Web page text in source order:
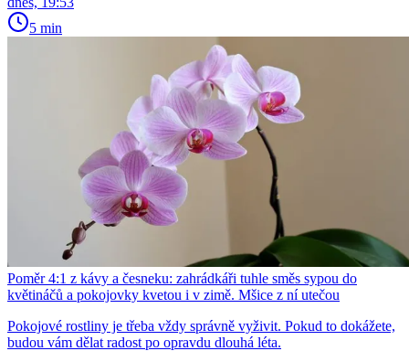
5 min
Poměr 4:1 z kávy a česneku: zahrádkáři tuhle směs sypou do
květináčů a pokojovky kvetou i v zimě. Mšice z ní utečou
Pokojové rostliny je třeba vždy správně vyživit. Pokud to dokážete,
budou vám dělat radost po opravdu dlouhá léta.